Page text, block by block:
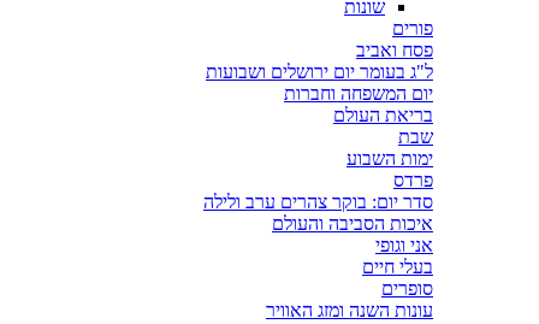
שונות
פורים
פסח ואביב
ל"ג בעומר יום ירושלים ושבועות
יום המשפחה וחברות
בריאת העולם
שבת
ימות השבוע
פרדס
סדר יום: בוקר צהרים ערב ולילה
איכות הסביבה והעולם
אני וגופי
בעלי חיים
סופרים
עונות השנה ומזג האוויר